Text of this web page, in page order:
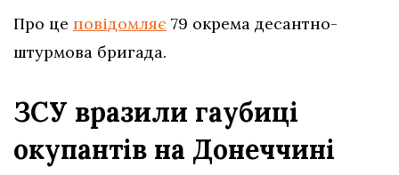
Про це повідомляє 79 окрема десантно-
штурмова бригада.
ЗСУ вразили гаубиці
окупантів на Донеччині